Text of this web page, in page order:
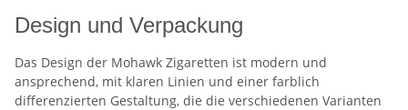
Design und Verpackung
Das Design der Mohawk Zigaretten ist modern und
ansprechend, mit klaren Linien und einer farblich
differenzierten Gestaltung, die die verschiedenen Varianten